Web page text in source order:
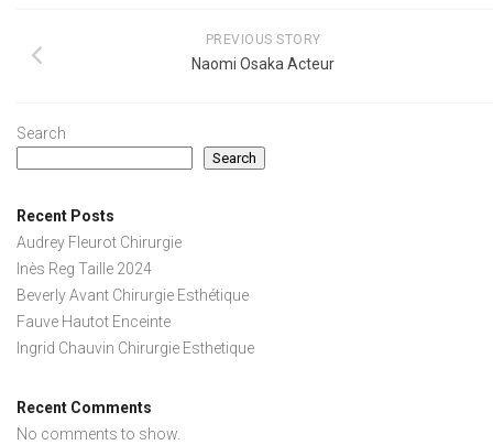
PREVIOUS STORY
Naomi Osaka Acteur
Search
Search
Recent Posts
Audrey Fleurot Chirurgie
Inès Reg Taille 2024
Beverly Avant Chirurgie Esthétique
Fauve Hautot Enceinte
Ingrid Chauvin Chirurgie Esthetique
Recent Comments
No comments to show.